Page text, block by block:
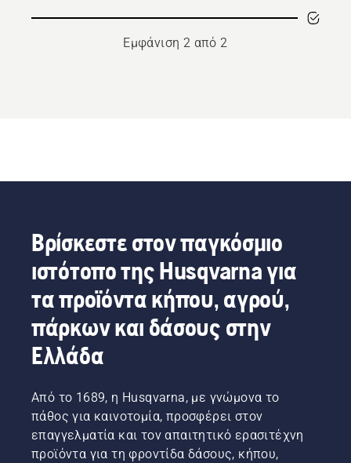
Εμφάνιση 2 από 2
Βρίσκεστε στον παγκόσμιο
ιστότοπο της Husqvarna για
τα προϊόντα κήπου, αγρού,
πάρκων και δάσους στην
Ελλάδα
Από το 1689, η Husqvarna, με γνώμονα το
πάθος για καινοτομία, προσφέρει στον
επαγγελματία και τον απαιτητικό ερασιτέχνη
προϊόντα για τη φροντίδα δάσους, κήπου,